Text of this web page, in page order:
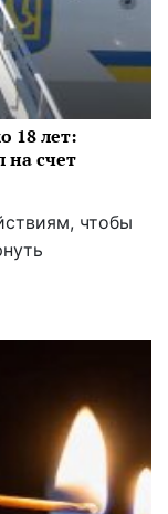
18 лет:
на счет
чтобы